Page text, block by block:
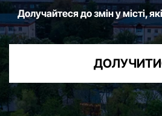
Долучайтеся до змін у місті,